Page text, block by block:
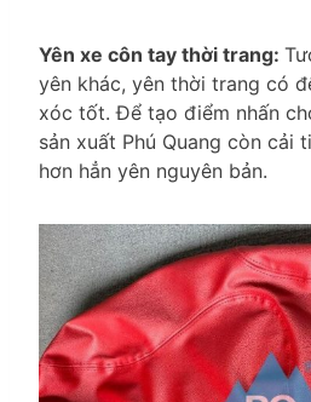
Yên xe côn tay thời trang:
yên khác, yên thời trang có
xóc tốt. Để tạo điểm nhấn
sản xuất Phú Quang còn cải
hơn hẳn yên nguyên bản.